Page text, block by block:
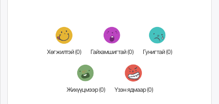
Хөгжилтэй (0) Гайхамшигтай (0) Гунигтай (0)
Жихүүцмээр (0) Үзэн ядмаар (0)